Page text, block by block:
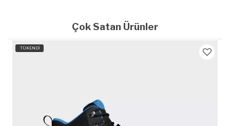
Çok Satan Ürünler
TÜKENDİ